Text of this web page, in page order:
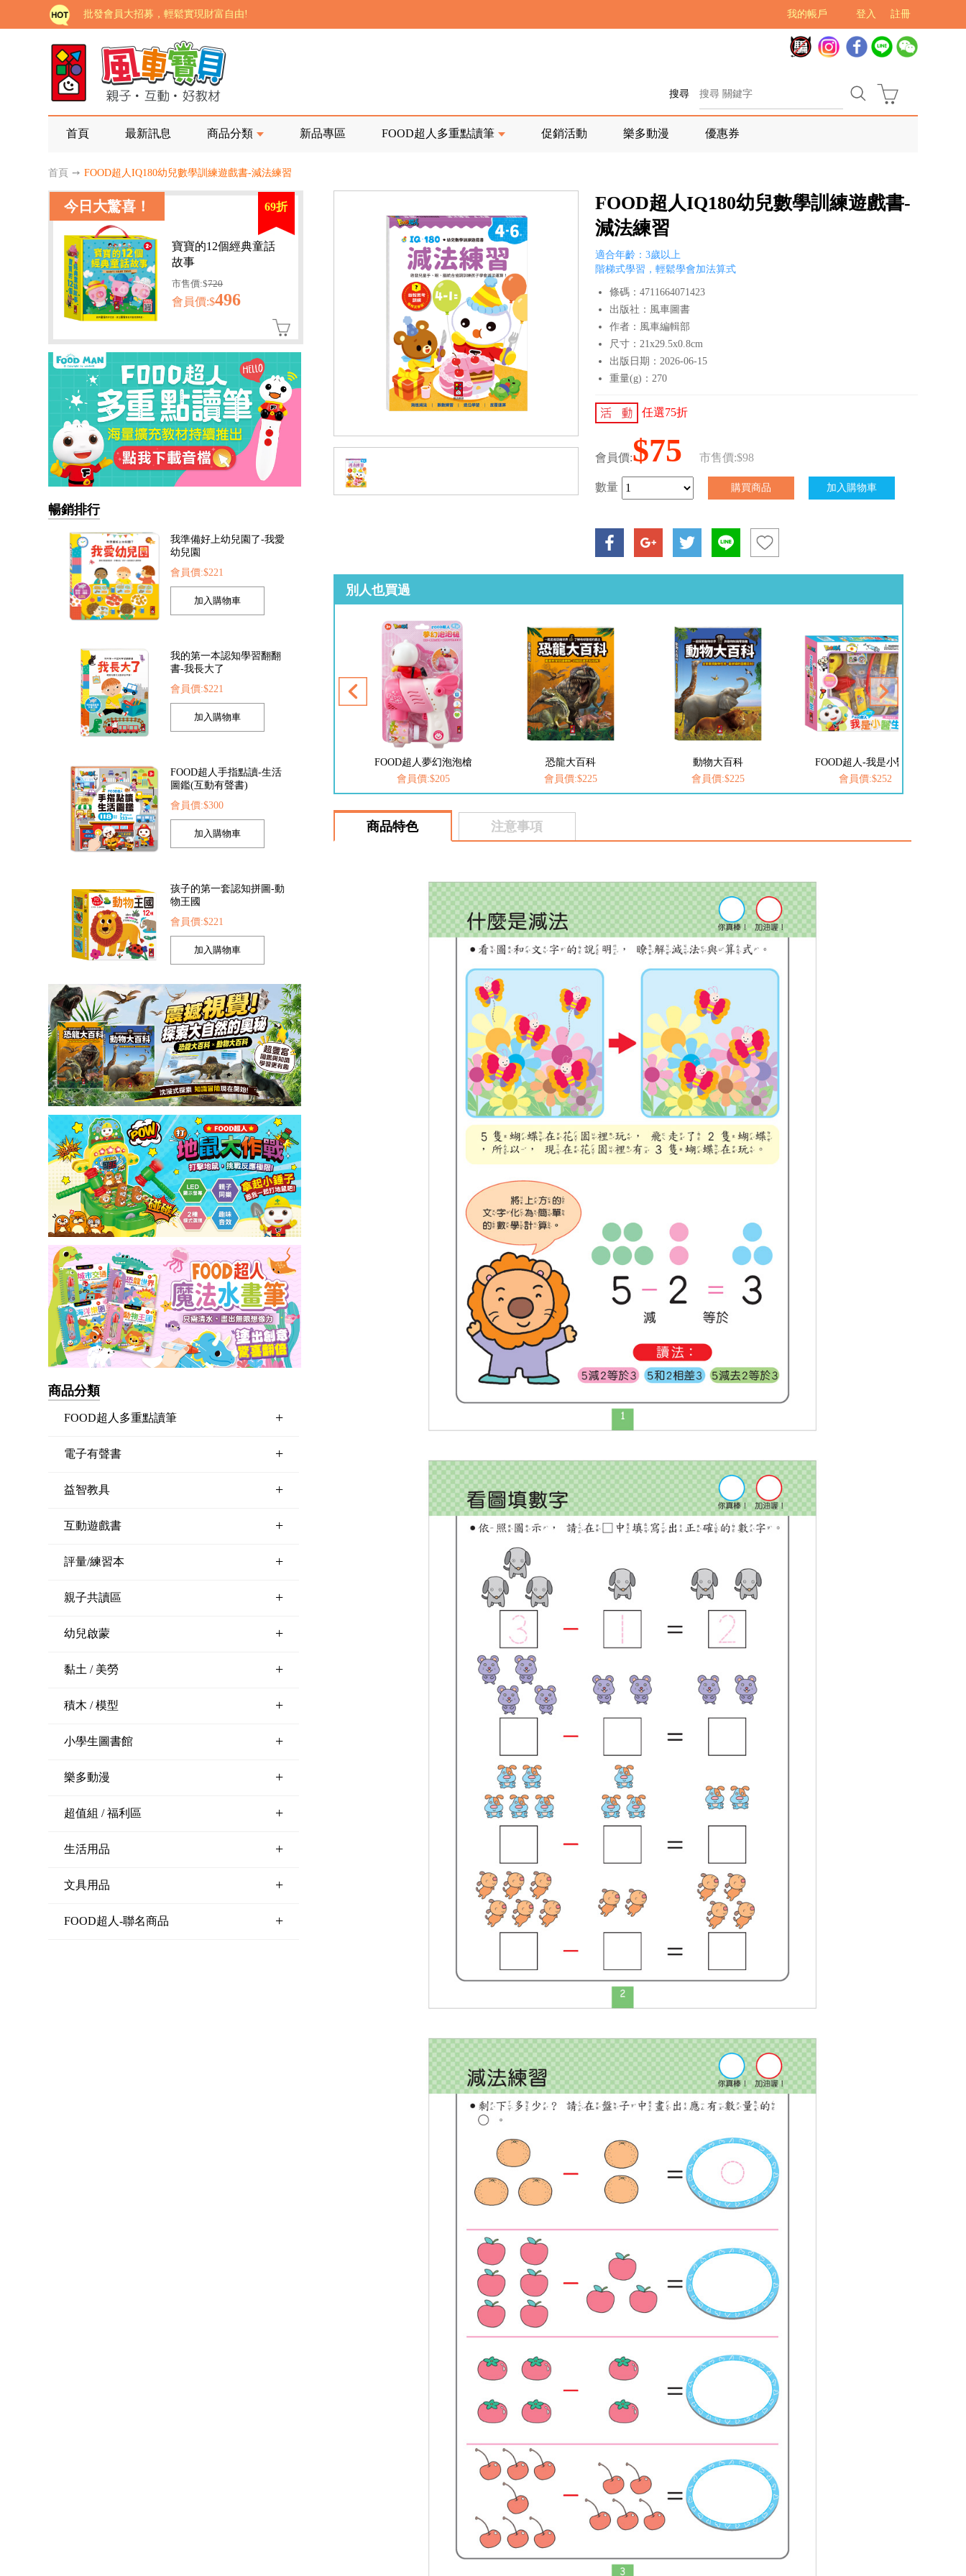
註冊
登入
我的帳戶
批發會員大招募，輕鬆實現財富自由!
如需更改或重開發票 需在訂單成立三天內通知客服 寄回發票需附上回郵郵票
老師您好!!幼教會員火熱招募中~
海外購物免煩惱！點我查看『海外購物流程說明』
家長樂了!「風車書版集團暨FOOD超人企業總部」目前正興建中!
老師您好!!幼教會員火熱招募中~
海外購物免煩惱！點我查看『海外購物流程說明』
搜尋
首頁 最新訊息 商品分類 新品專區 FOOD超人多重點讀筆 促銷活動 樂多動漫 優惠券
首頁 ➙ FOOD超人IQ180幼兒數學訓練遊戲書-減法練習
今日大驚喜！ 69折
寶寶的12個經典童話
故事
市售價:$720
會員價:$496
暢銷排行
我準備好上幼兒園了-我愛
幼兒園
會員價:$221
我的第一本認知學習翻翻
書-我長大了
會員價:$221
FOOD超人手指點讀-生活
圖鑑(互動有聲書)
會員價:$300
孩子的第一套認知拼圖-動
物王國
會員價:$221
商品分類
FOOD超人多重點讀筆 +
電子有聲書 +
益智教具 +
互動遊戲書 +
評量/練習本 +
親子共讀區 +
幼兒啟蒙 +
黏土 / 美勞 +
積木 / 模型 +
小學生圖書館 +
樂多動漫 +
超值組 / 福利區 +
生活用品 +
文具用品 +
FOOD超人-聯名商品 +
FOOD超人IQ180幼兒數學訓練遊戲書-
減法練習
適合年齡：3歲以上
階梯式學習，輕鬆學會加法算式
條碼：4711664071423
出版社：風車圖書
作者：風車編輯部
尺寸：21x29.5x0.8cm
出版日期：2026-06-15
重量(g)：270
任選75折
會員價:$75 市售價:$98
數量
別人也買過
會員價:$1422
會員價:$205
FOOD超人夢幻泡泡槍
會員價:$205
恐龍大百科
會員價:$225
動物大百科
會員價:$225
FOOD超人-我是小醫生
會員價:$252
商品特色 注意事項